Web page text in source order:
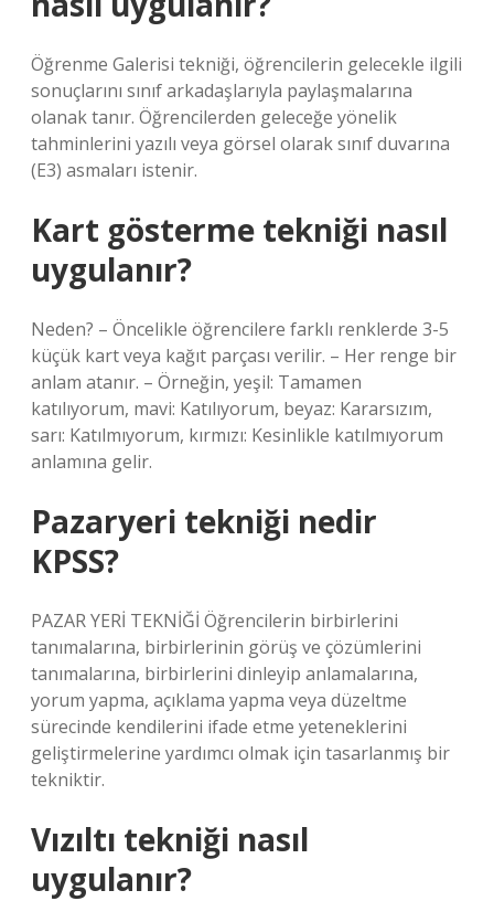
Öğrenme Galerisi tekniği, öğrencilerin gelecekle ilgili
sonuçlarını sınıf arkadaşlarıyla paylaşmalarına
olanak tanır. Öğrencilerden geleceğe yönelik
tahminlerini yazılı veya görsel olarak sınıf duvarına
(E3) asmaları istenir.
Kart gösterme tekniği nasıl
uygulanır?
Neden? – Öncelikle öğrencilere farklı renklerde 3-5
küçük kart veya kağıt parçası verilir. – Her renge bir
anlam atanır. – Örneğin, yeşil: Tamamen
katılıyorum, mavi: Katılıyorum, beyaz: Kararsızım,
sarı: Katılmıyorum, kırmızı: Kesinlikle katılmıyorum
anlamına gelir.
Pazaryeri tekniği nedir
KPSS?
PAZAR YERİ TEKNİĞİ Öğrencilerin birbirlerini
tanımalarına, birbirlerinin görüş ve çözümlerini
tanımalarına, birbirlerini dinleyip anlamalarına,
yorum yapma, açıklama yapma veya düzeltme
sürecinde kendilerini ifade etme yeteneklerini
geliştirmelerine yardımcı olmak için tasarlanmış bir
tekniktir.
Vızıltı tekniği nasıl
uygulanır?